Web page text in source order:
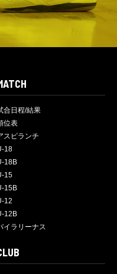
合日程/結果
位表
スピランチ
18
18B
15
15B
12
12B
イラリーナス